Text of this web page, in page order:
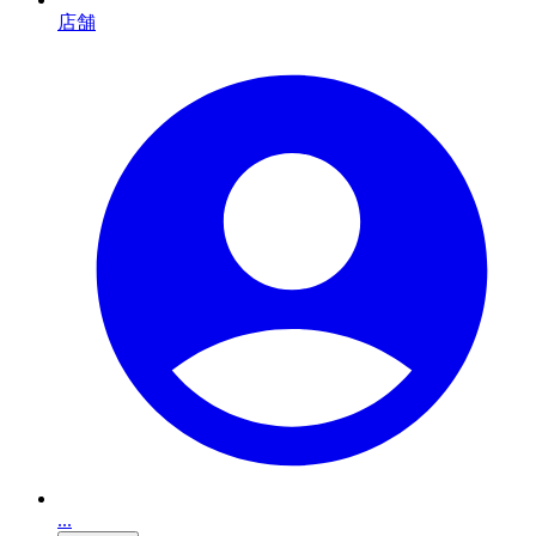
店舗
...